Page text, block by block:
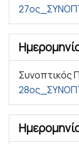
Συνοπτικός